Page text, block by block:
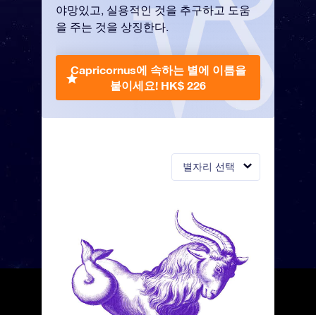
별자리 선택
야망있고, 실용적인 것을 추구하고 도움
을 주는 것을 상징한다.
Capricornus에 속하는 별에 이름을
붙이세요! HK$ 226